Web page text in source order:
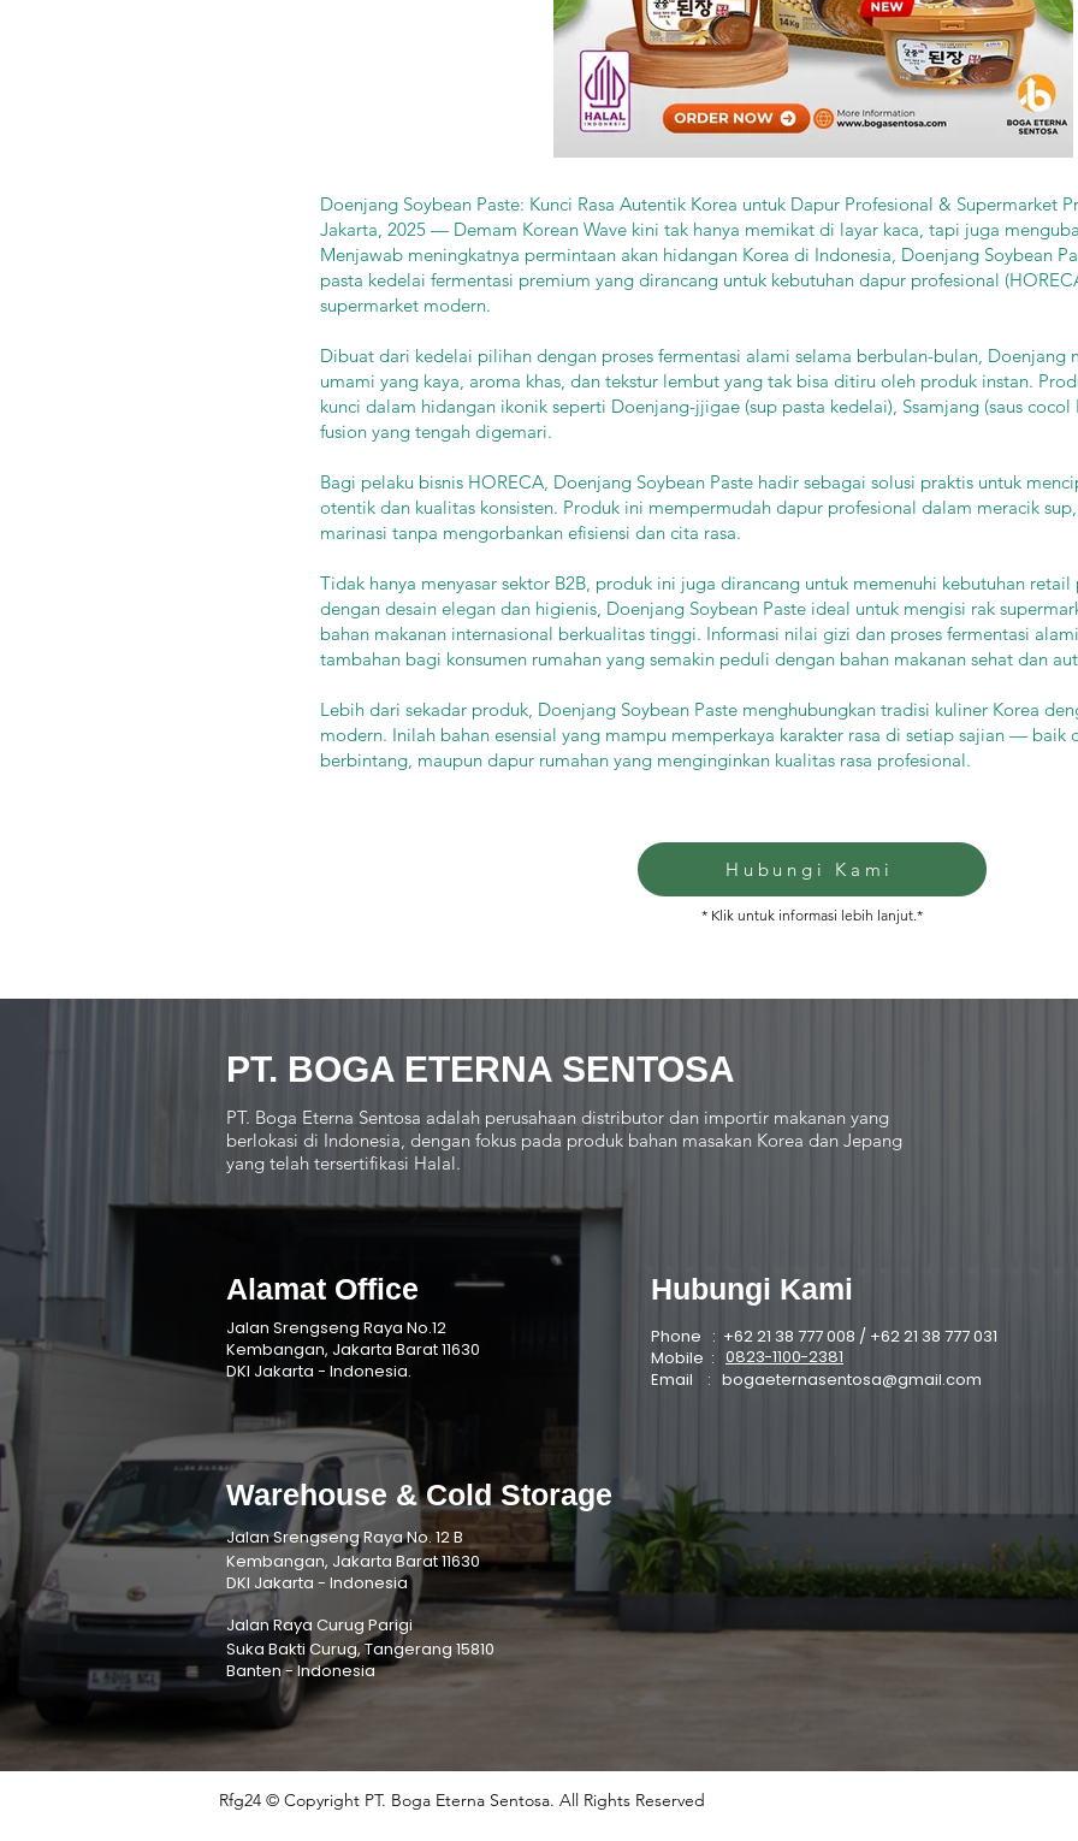
Doenjang Soybean Paste: Kunci Rasa Autentik Korea untuk Dapur Profesional & Supermarket
Jakarta, 2025 — Demam Korean Wave kini tak hanya memikat di layar kaca, tapi juga
Menjawab meningkatnya permintaan akan hidangan Korea di Indonesia, Doenjang Soybean
pasta kedelai fermentasi premium yang dirancang untuk kebutuhan dapur profesional
supermarket modern.
Dibuat dari kedelai pilihan dengan proses fermentasi alami selama berbulan-bulan, Doenjang
umami yang kaya, aroma khas, dan tekstur lembut yang tak bisa ditiru oleh produk instan.
kunci dalam hidangan ikonik seperti Doenjang-jjigae (sup pasta kedelai), Ssamjang (saus cocol
fusion yang tengah digemari.
Bagi pelaku bisnis HORECA, Doenjang Soybean Paste hadir sebagai solusi praktis untuk
otentik dan kualitas konsisten. Produk ini mempermudah dapur profesional dalam meracik
marinasi tanpa mengorbankan efisiensi dan cita rasa.
Tidak hanya menyasar sektor B2B, produk ini juga dirancang untuk memenuhi kebutuhan
dengan desain elegan dan higienis, Doenjang Soybean Paste ideal untuk mengisi rak
bahan makanan internasional berkualitas tinggi. Informasi nilai gizi dan proses fermentasi
tambahan bagi konsumen rumahan yang semakin peduli dengan bahan makanan sehat dan
Lebih dari sekadar produk, Doenjang Soybean Paste menghubungkan tradisi kuliner Korea
modern. Inilah bahan esensial yang mampu memperkaya karakter rasa di setiap sajian — baik
berbintang, maupun dapur rumahan yang menginginkan kualitas rasa profesional.
Hubungi Kami
* Klik untuk informasi lebih lanjut.*
PT. BOGA ETERNA SENTOSA
PT. Boga Eterna Sentosa adalah perusahaan distributor dan importir makanan yang
berlokasi di Indonesia, dengan fokus pada produk bahan masakan Korea dan Jepang
yang telah tersertifikasi Halal.
Alamat Office
Jalan Srengseng Raya No.12
Kembangan, Jakarta Barat 11630
DKI Jakarta - Indonesia.
Hubungi Kami
Phone : +62 21 38 777 008 / +62 21 38 777 031
Mobile :
Email : bogaeternasentosa@gmail.com
0823-1100-2381
Warehouse & Cold Storage
Jalan Srengseng Raya No. 12 B
Kembangan, Jakarta Barat 11630
DKI Jakarta - Indonesia
Jalan Raya Curug Parigi
Suka Bakti Curug, Tangerang 15810
Banten - Indonesia
Rfg24 © Copyright PT. Boga Eterna Sentosa. All Rights Reserved